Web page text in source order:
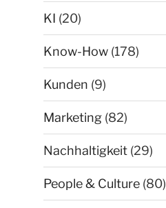
KI (20)
Know-How (178)
Kunden (9)
Marketing (82)
Nachhaltigkeit (29)
People & Culture (80)